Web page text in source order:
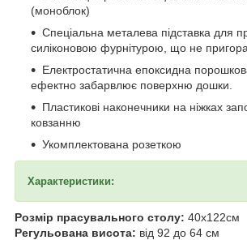
(моноблок)
Спеціальна металева підставка для
силіконовою фурнітурою, що не
Електростатична епоксидна
ефектно забарвлює поверхню дошки.
Пластикові наконечники на ніжках
ковзанню
Укомплектована розеткою
Характеристики:
Розмір прасувального столу: 40x122см
Регульована висота: від 92 до 64 см